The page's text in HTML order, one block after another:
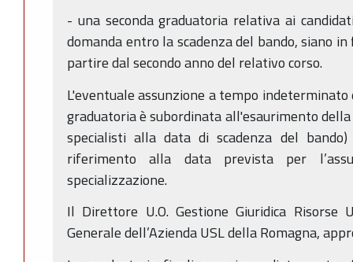
- una seconda graduatoria relativa ai
domanda entro la scadenza del bando, siano
partire dal secondo anno del relativo corso.
L'eventuale assunzione a tempo
graduatoria è subordinata all'esaurimento
specialisti alla data di scadenza del
riferimento alla data prevista per
specializzazione.
Il Direttore U.O. Gestione Giuridica Risorse
Generale dell’Azienda USL della Romagna,